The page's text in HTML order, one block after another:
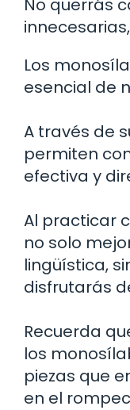
No querrás
Los
esencial de
A través de
permiten
efectiva y
Al practicar
no solo
lingüística,
disfrutarás
Recuerda
los
piezas que
en el